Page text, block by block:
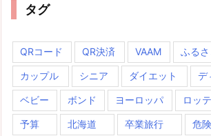
タグ
QRコード QR決済 VAAM ふる
カップル シニア ダイエット デ
ベビー ボンド ヨーロッパ ロッ
予算 北海道 卒業旅行 危